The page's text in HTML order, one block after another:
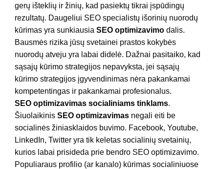
gerų išteklių ir žinių, kad pasiektų tikrai įspūdingų
rezultatų. Daugeliui SEO specialistų išorinių nuorodų
kūrimas yra sunkiausia SEO optimizavimo dalis.
Bausmės rizika jūsų svetainei prastos kokybės
nuorodų atveju yra labai didelė. Dažnai pasitaiko, kad
sąsajų kūrimo strategijos nepavyksta, jei sąsajų
kūrimo strategijos įgyvendinimas nėra pakankamai
kompetentingas ir pakankamai profesionalus.
SEO optimizavimas socialiniams tinklams.
Šiuolaikinis SEO optimizavimas negali eiti be
socialinės žiniasklaidos buvimo. Facebook, Youtube,
LinkedIn, Twitter yra tik keletas socialinių svetainių,
kurios labai prisideda prie bendro SEO optimizavimo.
Populiaraus profilio (ar kanalo) kūrimas socialiniuose